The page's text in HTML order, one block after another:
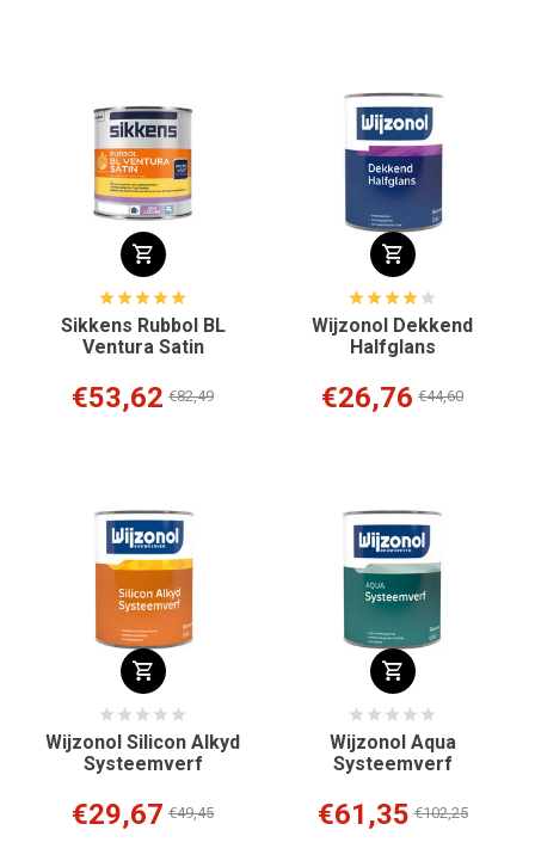
Sikkens Rubbol BL
Ventura Satin
€53,62 €82,49
Wijzonol Dekkend
Halfglans
€26,76 €44,60
Wijzonol Silicon Alkyd
Systeemverf
€29,67 €49,45
Wijzonol Aqua
Systeemverf
€61,35 €102,25